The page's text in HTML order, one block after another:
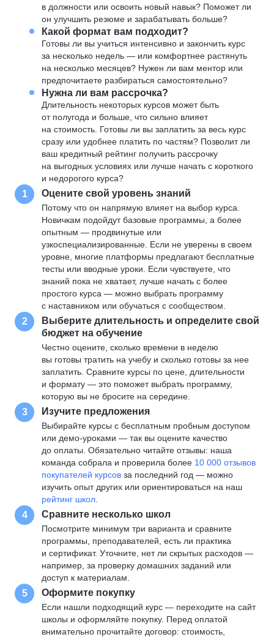
в должности или освоить новый навык? Поможет ли
он улучшить резюме и зарабатывать больше?
Какой формат вам подходит?
Готовы ли вы учиться интенсивно и закончить курс
за несколько недель — или комфортнее растянуть
на несколько месяцев? Нужен ли вам ментор или
предпочитаете разбираться самостоятельно?
Нужна ли вам рассрочка?
Длительность некоторых курсов может быть
от полугода и больше, что сильно влияет
на стоимость. Готовы ли вы заплатить за весь курс
сразу или удобнее платить по частям? Позволит ли
ваш кредитный рейтинг получить рассрочку
на выгодных условиях или лучше начать с короткого
и недорогого курса?
1 Оцените свой уровень знаний
Потому что он напрямую влияет на выбор курса.
Новичкам подойдут базовые программы, а более
опытным — продвинутые или
узкоспециализированные. Если не уверены в своем
уровне, многие платформы предлагают бесплатные
тесты или вводные уроки. Если чувствуете, что
знаний пока не хватает, лучше начать с более
простого курса — можно выбрать программу
с наставником или обучаться с сообществом.
2
Выберите длительность и определите свой
бюджет на обучение
Честно оцените, сколько времени в неделю
вы готовы тратить на учебу и сколько готовы за нее
заплатить. Сравните курсы по цене, длительности
и формату — это поможет выбрать программу,
которую вы не бросите на середине.
3 Изучите предложения
Выбирайте курсы с бесплатным пробным доступом
или демо-уроками — так вы оцените качество
до оплаты. Обязательно читайте отзывы: наша
команда собрала и проверила более 10 000 отзывов
покупателей курсов за последний год — можно
изучить опыт других или ориентироваться на наш
рейтинг школ
4 Сравните несколько школ
Посмотрите минимум три варианта и сравните
программы, преподавателей, есть ли практика
и сертификат. Уточните, нет ли скрытых расходов —
например, за проверку домашних заданий или
доступ к материалам.
5 Оформите покупку
Если нашли подходящий курс — переходите на сайт
школы и оформляйте покупку. Перед оплатой
внимательно прочитайте договор: стоимость,